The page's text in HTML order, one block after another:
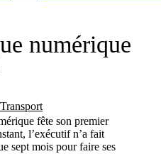
numérique
fête son premier
l’exécutif n’a fait
sept mois pour faire ses